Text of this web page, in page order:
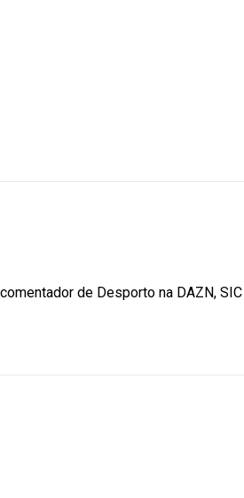
de Desporto na DAZN,